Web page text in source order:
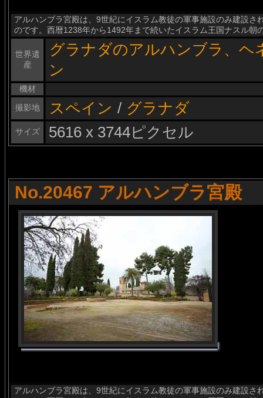
アルハンブラ宮殿は、9世紀にイスラム教徒の軍事施設のみ建設
のです。西暦1238年から1492年まで続いたイスラム王国ナスル朝
世界遺
産
グラナダのアルハンブラ、ヘ
ン
機材
撮影地
スペイン / グラナダ
サイズ 5616 x 3744ピクセル
No.20467 アルハンブラ宮殿
アルハンブラ宮殿は、9世紀にイスラム教徒の軍事施設のみ建設